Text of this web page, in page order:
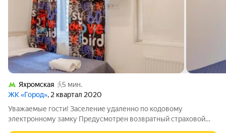
Яхромская
5 мин.
ЖК «Город», 2 квартал 2020
Уважаемые гости! Заселение удаленно по кодовому
электронному замку Предусмотрен возвратный страховой